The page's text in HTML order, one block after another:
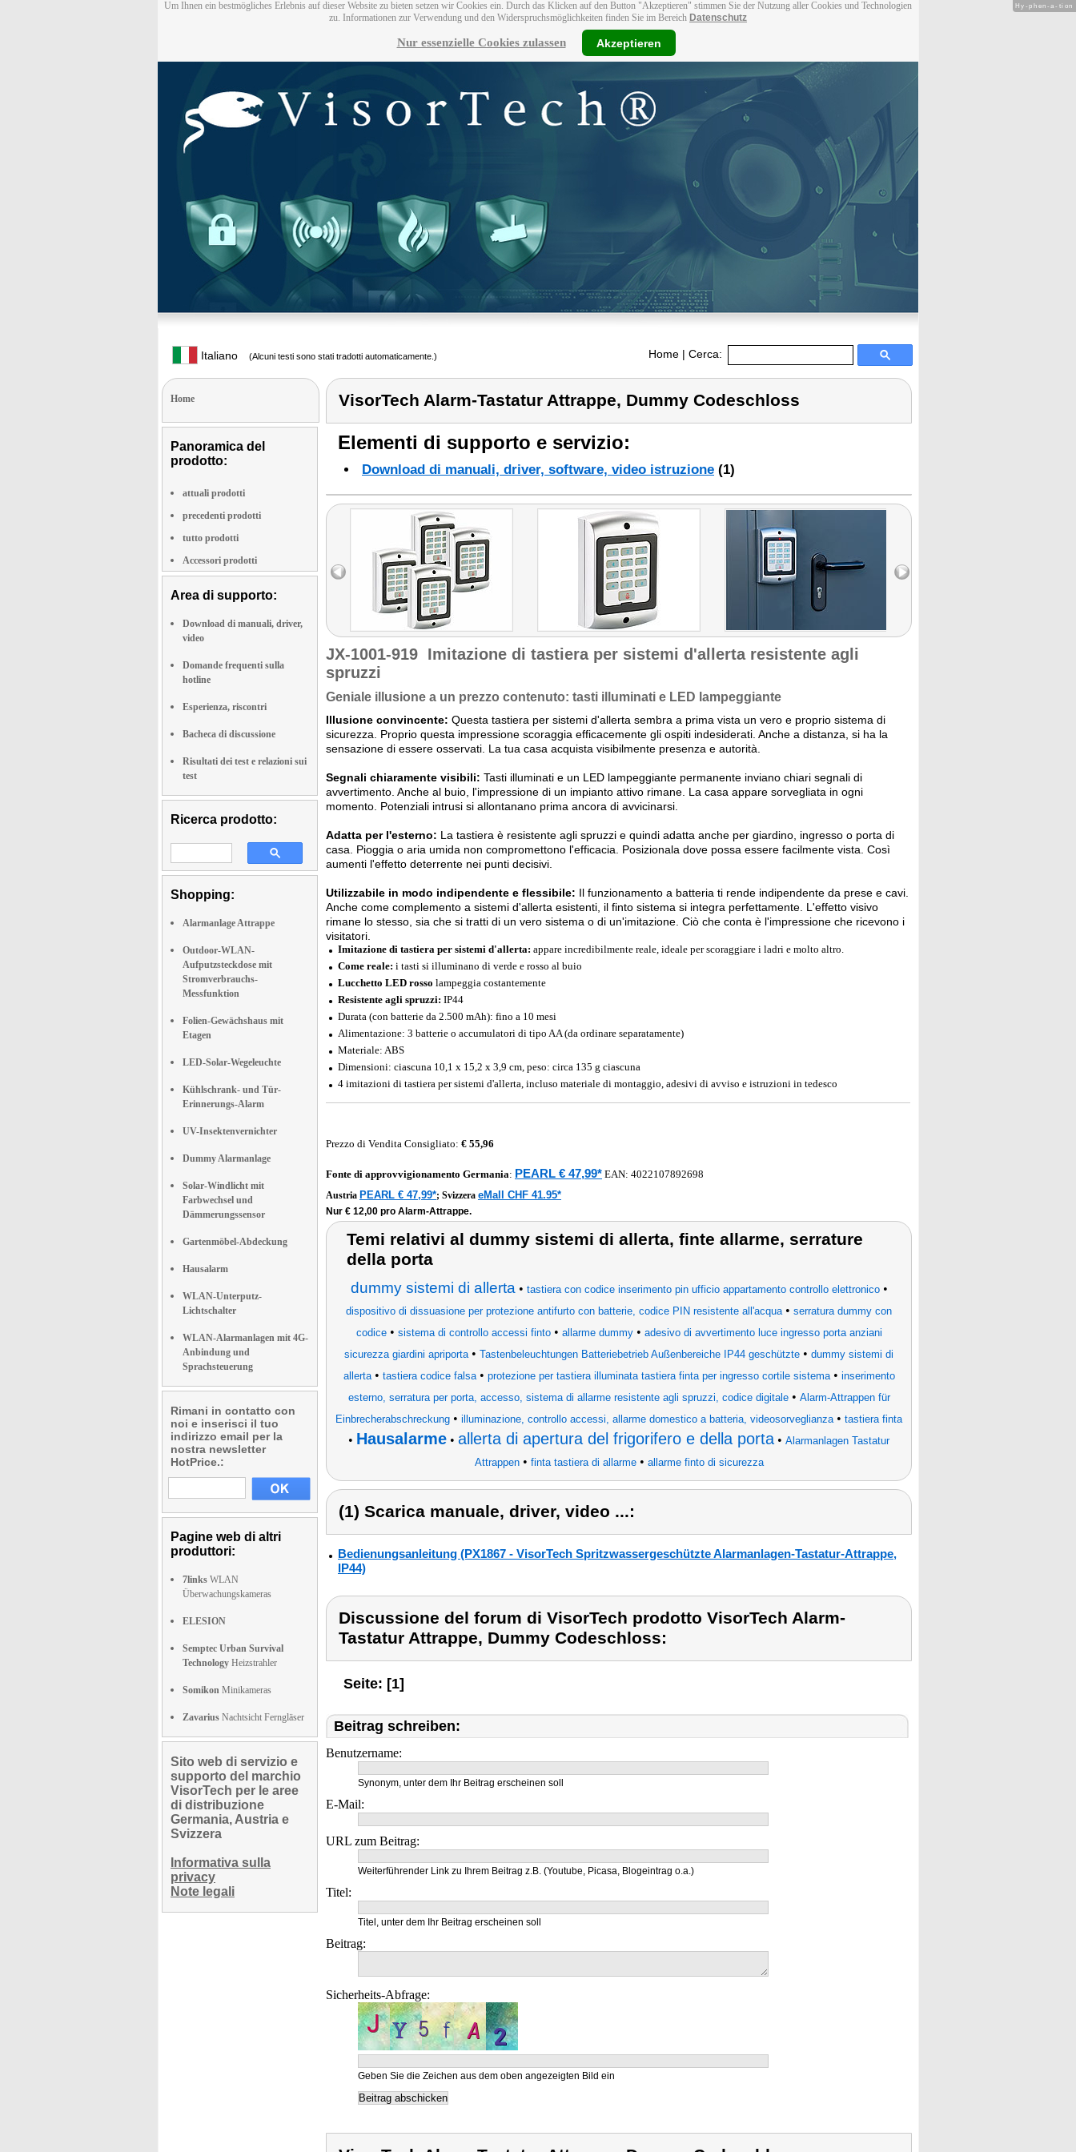
Um Ihnen ein bestmögliches Erlebnis auf dieser Website zu bieten setzen wir Cookies ein. Durch das Klicken auf den Button "Akzeptieren" stimmen Sie der Nutzung aller Cookies und Technologien
zu. Informationen zur Verwendung und den Widerspruchsmöglichkeiten finden Sie im Bereich Datenschutz
Nur essenzielle Cookies zulassen Akzeptieren
Italiano (Alcuni testi sono stati tradotti automaticamente.) Home | Cerca:
Home
Panoramica del
prodotto:
attuali prodotti
precedenti prodotti
tutto prodotti
Accessori prodotti
Area di supporto:
Download di manuali, driver,
video
Domande frequenti sulla
hotline
Esperienza, riscontri
Bacheca di discussione
Risultati dei test e relazioni sui
test
Ricerca prodotto:
Shopping:
Alarmanlage Attrappe
Outdoor-WLAN-
Aufputzsteckdose mit
Stromverbrauchs-
Messfunktion
Folien-Gewächshaus mit
Etagen
LED-Solar-Wegeleuchte
Kühlschrank- und Tür-
Erinnerungs-Alarm
UV-Insektenvernichter
Dummy Alarmanlage
Solar-Windlicht mit
Farbwechsel und
Dämmerungssensor
Gartenmöbel-Abdeckung
Hausalarm
WLAN-Unterputz-
Lichtschalter
WLAN-Alarmanlagen mit 4G-
Anbindung und
Sprachsteuerung
Rimani in contatto con
noi e inserisci il tuo
indirizzo email per la
nostra newsletter
HotPrice.:
Pagine web di altri
produttori:
7links WLAN
Überwachungskameras
ELESION
Semptec Urban Survival
Technology Heizstrahler
Somikon Minikameras
Zavarius Nachtsicht Ferngläser
Sito web di servizio e
supporto del marchio
VisorTech per le aree
di distribuzione
Germania, Austria e
Svizzera
Informativa sulla
privacy
Note legali
VisorTech Alarm-Tastatur Attrappe, Dummy Codeschloss
Elementi di supporto e servizio:
Download di manuali, driver, software, video istruzione (1)
JX-1001-919 Imitazione di tastiera per sistemi d'allerta resistente agli
spruzzi
Geniale illusione a un prezzo contenuto: tasti illuminati e LED lampeggiante
Illusione convincente: Questa tastiera per sistemi d'allerta sembra a prima vista un vero e proprio sistema di
sicurezza. Proprio questa impressione scoraggia efficacemente gli ospiti indesiderati. Anche a distanza, si ha la
sensazione di essere osservati. La tua casa acquista visibilmente presenza e autorità.
Segnali chiaramente visibili: Tasti illuminati e un LED lampeggiante permanente inviano chiari segnali di
avvertimento. Anche al buio, l'impressione di un impianto attivo rimane. La casa appare sorvegliata in ogni
momento. Potenziali intrusi si allontanano prima ancora di avvicinarsi.
Adatta per l'esterno: La tastiera è resistente agli spruzzi e quindi adatta anche per giardino, ingresso o porta di
casa. Pioggia o aria umida non compromettono l'efficacia. Posizionala dove possa essere facilmente vista. Così
aumenti l'effetto deterrente nei punti decisivi.
Utilizzabile in modo indipendente e flessibile: Il funzionamento a batteria ti rende indipendente da prese e cavi.
Anche come complemento a sistemi d'allerta esistenti, il finto sistema si integra perfettamente. L'effetto visivo
rimane lo stesso, sia che si tratti di un vero sistema o di un'imitazione. Ciò che conta è l'impressione che ricevono i
visitatori.
Imitazione di tastiera per sistemi d'allerta: appare incredibilmente reale, ideale per scoraggiare i ladri e molto altro.
Come reale: i tasti si illuminano di verde e rosso al buio
Lucchetto LED rosso lampeggia costantemente
Resistente agli spruzzi: IP44
Durata (con batterie da 2.500 mAh): fino a 10 mesi
Alimentazione: 3 batterie o accumulatori di tipo AA (da ordinare separatamente)
Materiale: ABS
Dimensioni: ciascuna 10,1 x 15,2 x 3,9 cm, peso: circa 135 g ciascuna
4 imitazioni di tastiera per sistemi d'allerta, incluso materiale di montaggio, adesivi di avviso e istruzioni in tedesco
Prezzo di Vendita Consigliato: € 55,96
Fonte di approvvigionamento Germania: PEARL € 47,99* EAN: 4022107892698
Austria PEARL € 47,99*; Svizzera eMall CHF 41.95*
Nur € 12,00 pro Alarm-Attrappe.
Temi relativi al dummy sistemi di allerta, finte allarme, serrature
della porta
dummy sistemi di allerta • tastiera con codice inserimento pin ufficio appartamento controllo elettronico•
dispositivo di dissuasione per protezione antifurto con batterie, codice PIN resistente all'acqua • serratura dummy con
codice• sistema di controllo accessi finto• allarme dummy• adesivo di avvertimento luce ingresso porta anziani
sicurezza giardini apriporta • Tastenbeleuchtungen Batteriebetrieb Außenbereiche IP44 geschützte • dummy sistemi di
allerta• tastiera codice falsa• protezione per tastiera illuminata tastiera finta per ingresso cortile sistema• inserimento
esterno, serratura per porta, accesso, sistema di allarme resistente agli spruzzi, codice digitale• Alarm-Attrappen für
Einbrecherabschreckung • illuminazione, controllo accessi, allarme domestico a batteria, videosorveglianza • tastiera finta
• Hausalarme • allerta di apertura del frigorifero e della porta • Alarmanlagen Tastatur
Attrappen• finta tastiera di allarme• allarme finto di sicurezza
(1) Scarica manuale, driver, video ...:
Bedienungsanleitung (PX1867 - VisorTech Spritzwassergeschützte Alarmanlagen-Tastatur-Attrappe,
IP44)
Discussione del forum di VisorTech prodotto VisorTech Alarm-
Tastatur Attrappe, Dummy Codeschloss:
Seite: [1]
Beitrag schreiben:
Benutzername:
Synonym, unter dem Ihr Beitrag erscheinen soll
E-Mail:
URL zum Beitrag:
Weiterführender Link zu Ihrem Beitrag z.B. (Youtube, Picasa, Blogeintrag o.a.)
Titel:
Titel, unter dem Ihr Beitrag erscheinen soll
Beitrag:
Sicherheits-Abfrage:
Geben Sie die Zeichen aus dem oben angezeigten Bild ein
Hy-phen-a-tion